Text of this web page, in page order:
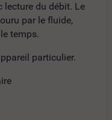
lecture du débit. Le
par le fluide,
temps.
particulier.